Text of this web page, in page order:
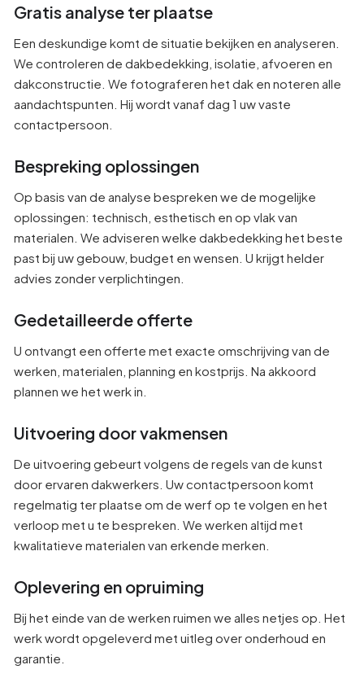
Gratis analyse ter plaatse
Een deskundige komt de situatie bekijken en analyseren.
We controleren de dakbedekking, isolatie, afvoeren en
dakconstructie. We fotograferen het dak en noteren alle
aandachtspunten. Hij wordt vanaf dag 1 uw vaste
contactpersoon.
Bespreking oplossingen
Op basis van de analyse bespreken we de mogelijke
oplossingen: technisch, esthetisch en op vlak van
materialen. We adviseren welke dakbedekking het beste
past bij uw gebouw, budget en wensen. U krijgt helder
advies zonder verplichtingen.
Gedetailleerde offerte
U ontvangt een offerte met exacte omschrijving van de
werken, materialen, planning en kostprijs. Na akkoord
plannen we het werk in.
Uitvoering door vakmensen
De uitvoering gebeurt volgens de regels van de kunst
door ervaren dakwerkers. Uw contactpersoon komt
regelmatig ter plaatse om de werf op te volgen en het
verloop met u te bespreken. We werken altijd met
kwalitatieve materialen van erkende merken.
Oplevering en opruiming
Bij het einde van de werken ruimen we alles netjes op. Het
werk wordt opgeleverd met uitleg over onderhoud en
garantie.